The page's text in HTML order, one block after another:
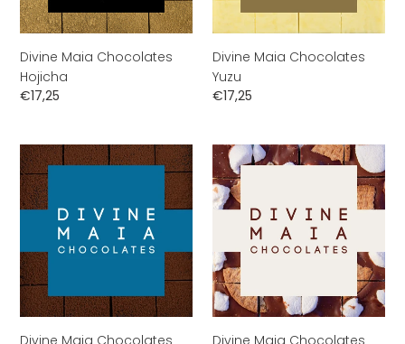
Divine Maia Chocolates
Hojicha
Normale
€17,25
Divine Maia Chocolates
Yuzu
Normale
€17,25
Divine
Maia
Chocolates
Original
Divine Maia Chocolates
Divine
Maia
Chocolates
S'mores
Divine Maia Chocolates